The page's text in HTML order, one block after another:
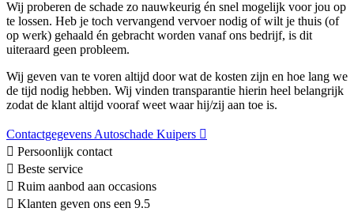
Wij proberen de schade zo nauwkeurig én snel mogelijk voor jou op
te lossen. Heb je toch vervangend vervoer nodig of wilt je thuis (of
op werk) gehaald én gebracht worden vanaf ons bedrijf, is dit
uiteraard geen probleem.
Wij geven van te voren altijd door wat de kosten zijn en hoe lang we
de tijd nodig hebben. Wij vinden transparantie hierin heel belangrijk
zodat de klant altijd vooraf weet waar hij/zij aan toe is.
Contactgegevens Autoschade Kuipers
Persoonlijk contact
Beste service
Ruim aanbod aan occasions
Klanten geven ons een 9.5